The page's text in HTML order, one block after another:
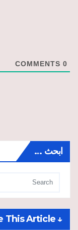
0
ابحث …
↓ Translate This Article